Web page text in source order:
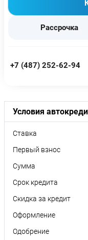
Рассрочка
+7 (487) 252-62-94
Условия
Ставка
Первый взнос
Сумма
Срок кредита
Скидка за кредит
Оформление
Одобрение